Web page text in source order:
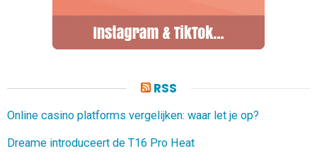
RSS
Online casino platforms vergelijken: waar let je op?
Dreame introduceert de T16 Pro Heat